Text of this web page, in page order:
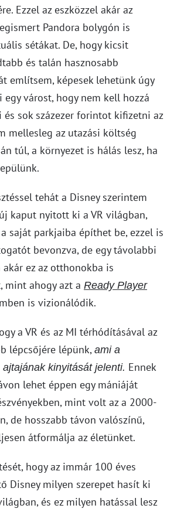
Ezzel az eszközzel akár az
Pandora bolygón is
sétákat. De, hogy kicsit
és talán hasznosabb
említsem, képesek lehetünk úgy
várost, hogy nem kell hozzá
és sok százezer forintot kifizetni az
mellesleg az utazási költség
túl, a környezet is hálás lesz, ha
tehát a Disney szerintem
kaput nyitott ki a VR világban,
saját parkjaiba építhet be, ezzel is
bevonzva, de egy távolabbi
ez az otthonokba is
mint ahogy azt a Ready Player
is vizionálódik.
a VR és az MI térhódításával az
lépcsőjére lépünk, ami a
kinyitását jelenti. Ennek
lehet éppen egy mániáját
mint volt az a 2000-
de hosszabb távon valószínű,
átformálja az életünket.
hogy az immár 100 éves
Disney milyen szerepet hasít ki
és ez milyen hatással lesz